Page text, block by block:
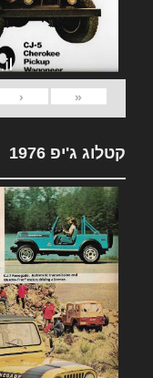
«
‹
קטלוג ג'יפ 1976